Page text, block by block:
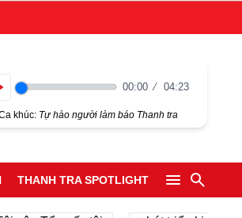
00:00 04:23
khúc: Tự hào người làm báo Thanh tra
THANH TRA SPOTLIGHT